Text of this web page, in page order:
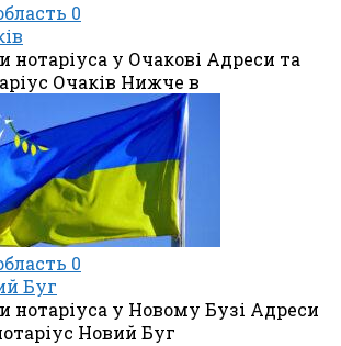
0
нотаріуса у Очакові Адреси та
Очаків Нижче в
0
Буг
нотаріуса у Новому Бузі Адреси
Новий Буг